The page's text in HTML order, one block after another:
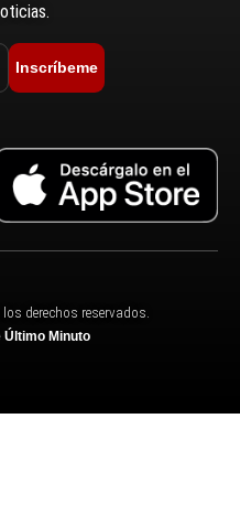
Inscríbeme
derechos reservados.
Último Minuto